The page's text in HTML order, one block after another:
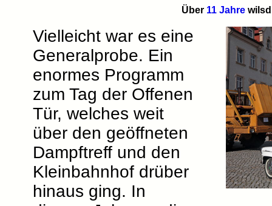
Über 11 Jahre
Vielleicht war es eine
Generalprobe. Ein
enormes Programm
zum Tag der Offenen
Tür, welches weit
über den geöffneten
Dampftreff und den
Kleinbahnhof drüber
hinaus ging. In